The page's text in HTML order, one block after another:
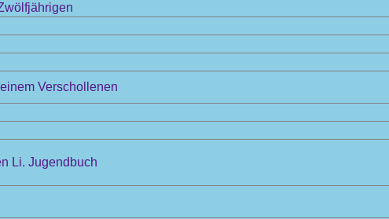
Verschollenen
Li. Jugendbuch